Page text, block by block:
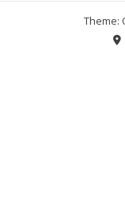
Theme: